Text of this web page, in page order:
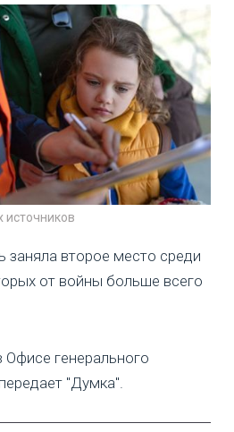
источников
заняла второе место среди
от войны больше всего
генерального
"Думка".